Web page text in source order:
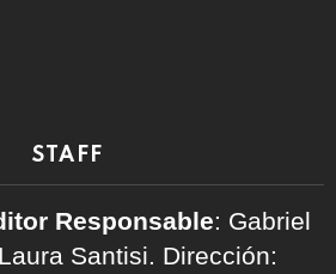
STAFF
Responsable: Gabriel
Santisi. Dirección: